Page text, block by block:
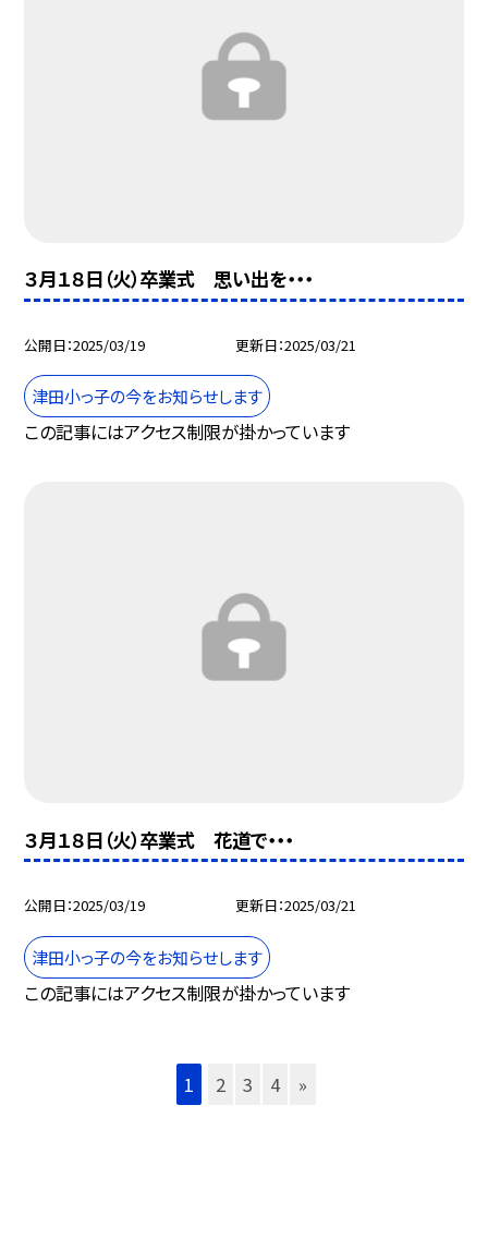
３月１８日（火）卒業式 思い出を・・・
公開日 2025/03/19 更新日 2025/03/21
津田小っ子の今をお知らせします
この記事にはアクセス制限が掛かっています
３月１８日（火）卒業式 花道で・・・
公開日 2025/03/19 更新日 2025/03/21
津田小っ子の今をお知らせします
この記事にはアクセス制限が掛かっています
1 2 3 4 »